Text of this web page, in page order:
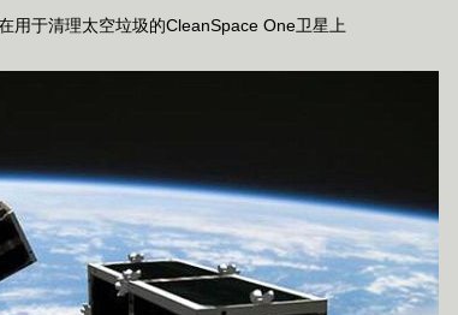
用于清理太空垃圾的CleanSpace One卫星上